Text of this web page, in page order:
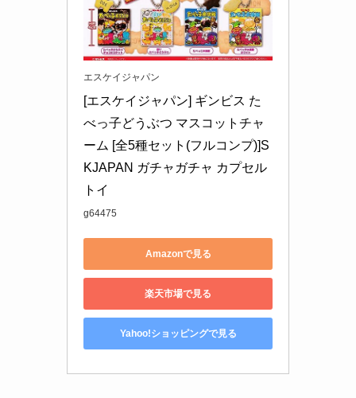
エスケイジャパン
[エスケイジャパン] ギンビス た
べっ子どうぶつ マスコットチャ
ーム [全5種セット(フルコンプ)]S
KJAPAN ガチャガチャ カプセル
トイ
g64475
Amazonで見る
楽天市場で見る
Yahoo!ショッピングで見る